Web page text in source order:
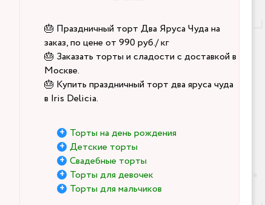
🎂 Праздничный торт Два Яруса Чуда на
заказ, по цене от 990 руб./ кг
🎂 Заказать торты и сладости с доставкой в
Москве.
🎂 Купить праздничный торт два яруса чуда
в Iris Delicia.
Торты на день рождения
Детские торты
Свадебные торты
Торты для девочек
Торты для мальчиков